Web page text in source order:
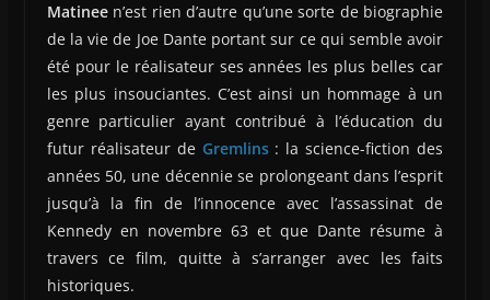
Matineen’est rien d’autre qu’une sorte de biographie
de la vie de Joe Dante portant sur ce qui semble avoir
été pour le réalisateur ses années les plus belles car
les plus insouciantes. C’est ainsi un hommage à un
genre particulier ayant contribué à l’éducation du
futur réalisateur de Gremlins: la science-fiction des
années 50, une décennie se prolongeant dans l’esprit
jusqu’à la fin de l’innocence avec l’assassinat de
Kennedy en novembre 63 et que Dante résume à
travers ce film, quitte à s’arranger avec les faits
historiques.